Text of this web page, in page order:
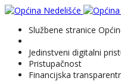
Službene stranice
Jedinstveni digitalni
Pristupačnost
Financijska